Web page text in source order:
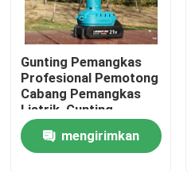
Rumah
Produk
Gunting Pemangkas
Profesional Pemotong
Cabang Pemangkas
Listrik, Gunting
Pemangkas Tanpa
Kabel 25V Tanpa Sikat
mengirimkan